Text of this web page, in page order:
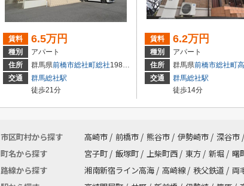
賃料 6.5万円
種別
アパート
住所
群馬県前橋市総社町総社1981-1
交通
群馬総社駅
徒歩21分
賃料 6.2万円
種別
アパート
住所
群馬県前橋市総社町
交通
群馬総社駅
徒歩14分
市区町村から探す 高崎市 / 前橋市 / 熊谷市 / 伊勢崎市 / 深谷市 /
町名から探す
宮子町 / 飯塚町 / 上柴町西 / 東方 / 新堀 / 曙
路線から探す
湘南新宿ライン高海 / 高崎線 / 秩父鉄道 / 両